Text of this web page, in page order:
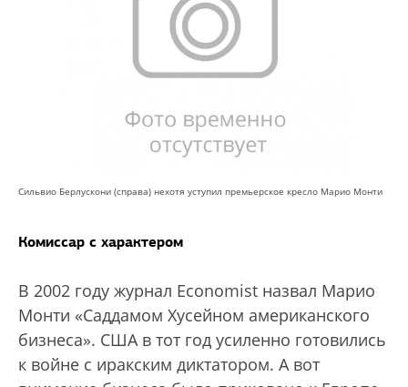
Сильвио Берлускони (справа) нехотя уступил премьерское кресло Марио Монти
Комиссар с характером
В 2002 году журнал Economist назвал Марио
Монти «Саддамом Хусейном американского
бизнеса». США в тот год усиленно готовились
к войне с иракским диктатором. А вот